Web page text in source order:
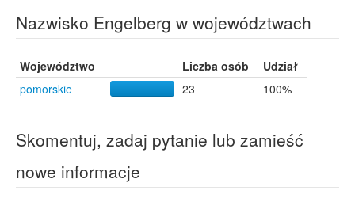
Nazwisko Engelberg w województwach
Województwo Liczba osób
Udział
pomorskie
23 100%
Skomentuj, zadaj pytanie lub zamieść
nowe informacje